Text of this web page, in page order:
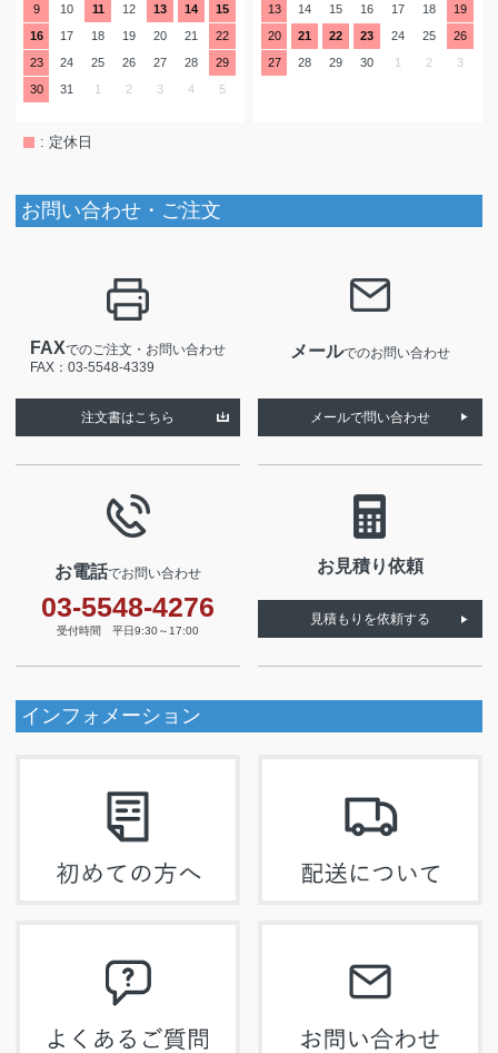
9
10 11 12 13 14
15
16
17 18 19 20 21
22
23
24 25 26 27 28
29
30
31 1 2 3 4 5
13
14 15 16 17 18
19
20
21 22 23 24 25
26
27
28 29 30 1 2 3
: 定休日
お問い合わせ・ご注文
FAXでのご注文・お問い合わせ
FAX：03-5548-4339
注文書はこちら
メールでのお問い合わせ
メールで問い合わせ
お電話でお問い合わせ
03-5548-4276
受付時間 平日9:30～17:00
お見積り依頼
見積もりを依頼する
インフォメーション